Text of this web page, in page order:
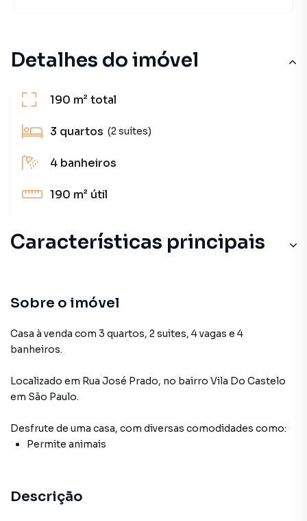
Detalhes do imóvel
190 m²total
3 quartos (2 suítes)
4 banheiros
190 m² útil
Características principais
Sobre o imóvel
Casa à venda com 3 quartos, 2 suites, 4 vagas e 4
banheiros.
Localizado em Rua José Prado, no bairro Vila Do Castelo
em São Paulo.
Desfrute de uma casa, com diversas comodidades como:
Permite animais
Descrição